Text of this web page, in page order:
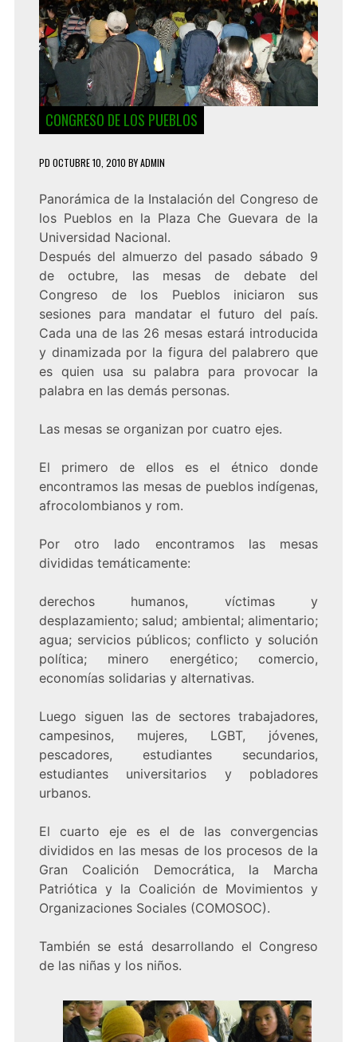
CONGRESO DE LOS PUEBLOS
PD OCTUBRE 10, 2010 BYADMIN
Panorámica de la Instalación del Congreso de
los Pueblos en la Plaza Che Guevara de la
Universidad Nacional.
Después del almuerzo del pasado sábado 9
de octubre, las mesas de debate del
Congreso de los Pueblos iniciaron sus
sesiones para mandatar el futuro del país.
Cada una de las 26 mesas estará introducida
y dinamizada por la figura del palabrero que
es quien usa su palabra para provocar la
palabra en las demás personas.
Las mesas se organizan por cuatro ejes.
El primero de ellos es el étnico donde
encontramos las mesas de pueblos indígenas,
afrocolombianos y rom.
Por otro lado encontramos las mesas
divididas temáticamente:
derechos humanos, víctimas y
desplazamiento; salud; ambiental; alimentario;
agua; servicios públicos; conflicto y solución
política; minero energético; comercio,
economías solidarias y alternativas.
Luego siguen las de sectores trabajadores,
campesinos, mujeres, LGBT, jóvenes,
pescadores, estudiantes secundarios,
estudiantes universitarios y pobladores
urbanos.
El cuarto eje es el de las convergencias
divididos en las mesas de los procesos de la
Gran Coalición Democrática, la Marcha
Patriótica y la Coalición de Movimientos y
Organizaciones Sociales (COMOSOC).
También se está desarrollando el Congreso
de las niñas y los niños.